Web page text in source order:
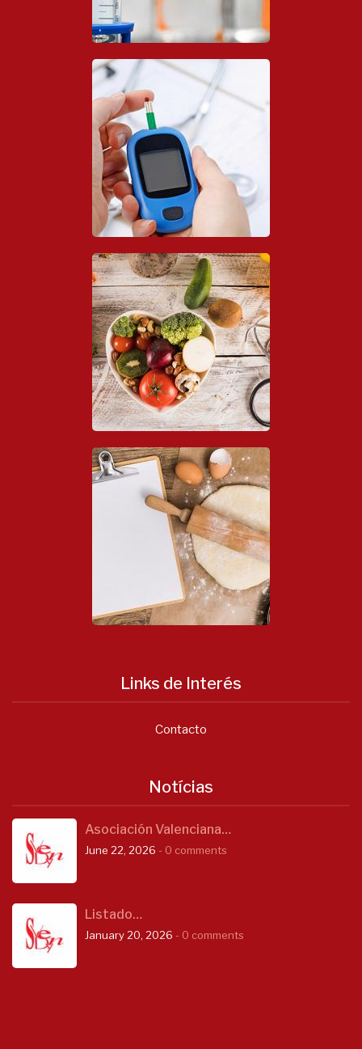
Links de Interés
Contacto
Notícias
Asociación Valenciana…
June 22, 2026 - 0 comments
Listado…
January 20, 2026 - 0 comments